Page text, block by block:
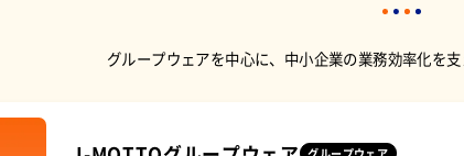
グループウェアを中心に、 中小企業の業務効率化を